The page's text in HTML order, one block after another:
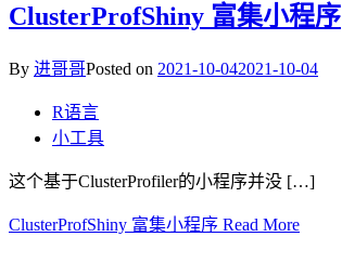
ClusterProfShiny 富集小程序
By 进哥哥Posted on 2021-10-042021-10-04
R语言
小工具
这个基于ClusterProfiler的小程序并没 […]
ClusterProfShiny 富集小程序 Read More